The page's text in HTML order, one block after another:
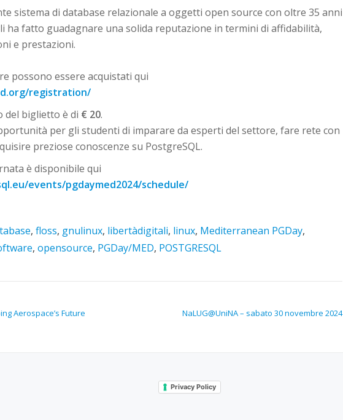
sistema di database relazionale a oggetti open source con oltre 35 anni
ha fatto guadagnare una solida reputazione in termini di affidabilità,
e prestazioni.
possono essere acquistati qui
registration/
del biglietto è di € 20.
per gli studenti di imparare da esperti del settore, fare rete con
preziose conoscenze su PostgreSQL.
è disponibile qui
events/pgdaymed2024/schedule/
, floss, gnulinux, libertàdigitali, linux, Mediterranean PGDay,
, opensource, PGDay/MED, POSTGRESQL
Aerospace’s Future NaLUG@UniNA – sabato 30 novembre 2024
Privacy Policy